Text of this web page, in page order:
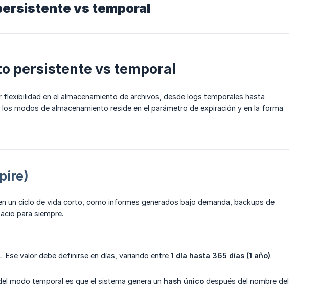
vs temporal
persistente vs temporal
en el almacenamiento de archivos, desde logs temporales hasta
modos de almacenamiento reside en el parámetro de expiración y en la forma
un ciclo de vida corto, como informes generados bajo demanda, backups de
para siempre.
Ese valor debe definirse en días, variando entre 1 día hasta 365 días (1 año).
modo temporal es que el sistema genera un hash único después del nombre del